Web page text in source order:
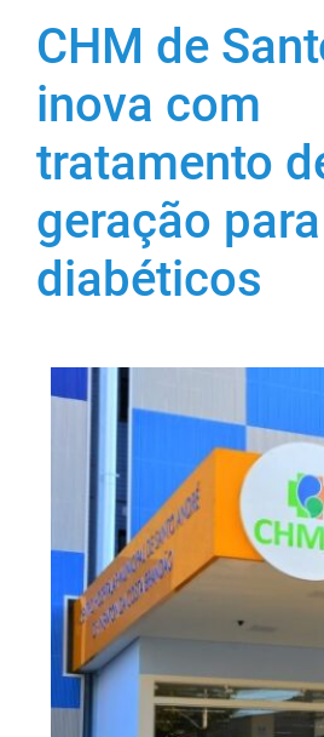
CHM de
inova com
tratamento
geração
diabéticos